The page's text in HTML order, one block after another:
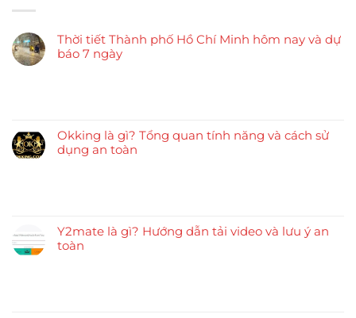
Thời tiết Thành phố Hồ Chí Minh hôm nay và dự
báo 7 ngày
Okking là gì? Tổng quan tính năng và cách sử
dụng an toàn
Y2mate là gì? Hướng dẫn tải video và lưu ý an
toàn